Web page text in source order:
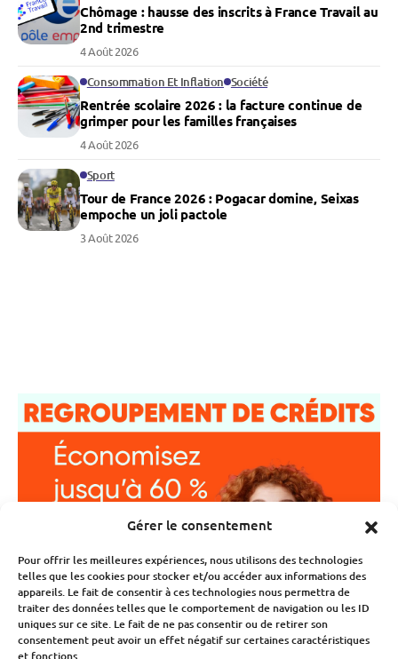
Gérer le consentement
Pour offrir les meilleures expériences, nous utilisons des technologies
telles que les cookies pour stocker et/ou accéder aux informations des
appareils. Le fait de consentir à ces technologies nous permettra de
traiter des données telles que le comportement de navigation ou les ID
uniques sur ce site. Le fait de ne pas consentir ou de retirer son
consentement peut avoir un effet négatif sur certaines caractéristiques
et fonctions.
Chômage : hausse des inscrits à France Travail au
2nd trimestre
4 Août 2026
Consommation Et Inflation Société
Rentrée scolaire 2026 : la facture continue de
grimper pour les familles françaises
4 Août 2026
Sport
Tour de France 2026 : Pogacar domine, Seixas
empoche un joli pactole
3 Août 2026